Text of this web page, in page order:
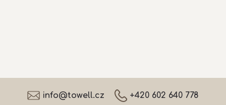
info@towell.cz +420 602 640 778